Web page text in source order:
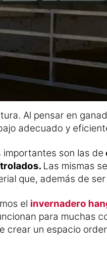
Al pensar en
adecuado y
son las de
Las mismas
que, además de
el invernadero
para muchas
crear un espacio